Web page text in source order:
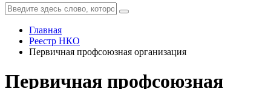
Главная
Реестр НКО
Первичная профсоюзная организация
Первичная профсоюзная